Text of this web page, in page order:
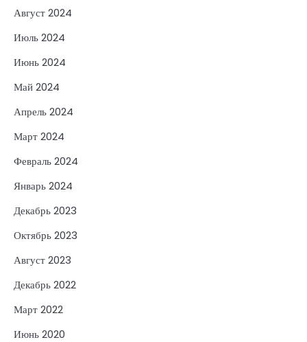
Август 2024
Июль 2024
Июнь 2024
Май 2024
Апрель 2024
Март 2024
Февраль 2024
Январь 2024
Декабрь 2023
Октябрь 2023
Август 2023
Декабрь 2022
Март 2022
Июнь 2020